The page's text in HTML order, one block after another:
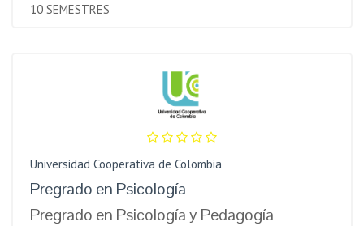
10 SEMESTRES
Universidad Cooperativa de Colombia
Pregrado en Psicología
Pregrado en Psicología y Pedagogía